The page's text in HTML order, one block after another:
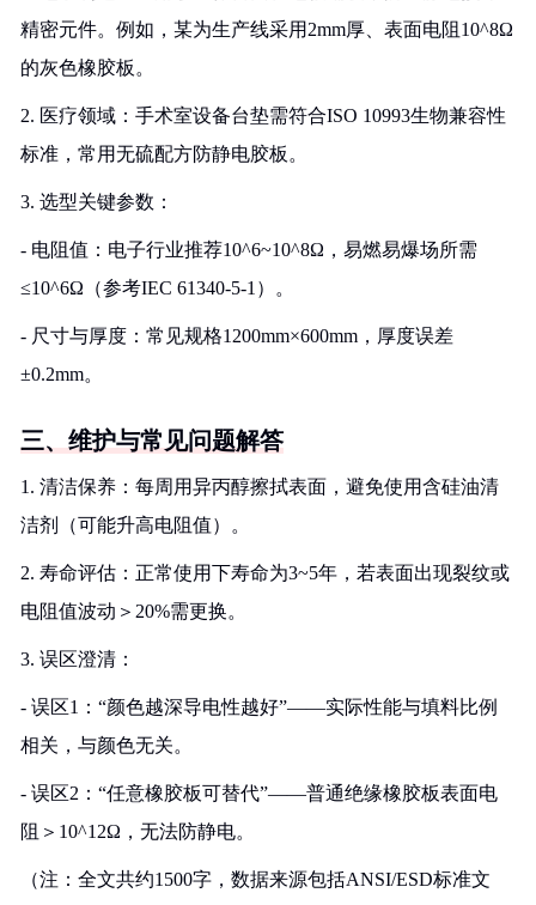
精密元件。例如，某为生产线采用2mm厚、表面电阻10^8Ω
的灰色橡胶板。
2. 医疗领域：手术室设备台垫需符合ISO 10993生物兼容性
标准，常用无硫配方防静电胶板。
3. 选型关键参数：
- 电阻值：电子行业推荐10^6~10^8Ω，易燃易爆场所需
≤10^6Ω（参考IEC 61340-5-1）。
- 尺寸与厚度：常见规格1200mm×600mm，厚度误差
±0.2mm。
三、维护与常见问题解答
1. 清洁保养：每周用异丙醇擦拭表面，避免使用含硅油清
洁剂（可能升高电阻值）。
2. 寿命评估：正常使用下寿命为3~5年，若表面出现裂纹或
电阻值波动＞20%需更换。
3. 误区澄清：
- 误区1：“颜色越深导电性越好”——实际性能与填料比例
相关，与颜色无关。
- 误区2：“任意橡胶板可替代”——普通绝缘橡胶板表面电
阻＞10^12Ω，无法防静电。
（注：全文共约1500字，数据来源包括ANSI/ESD标准文